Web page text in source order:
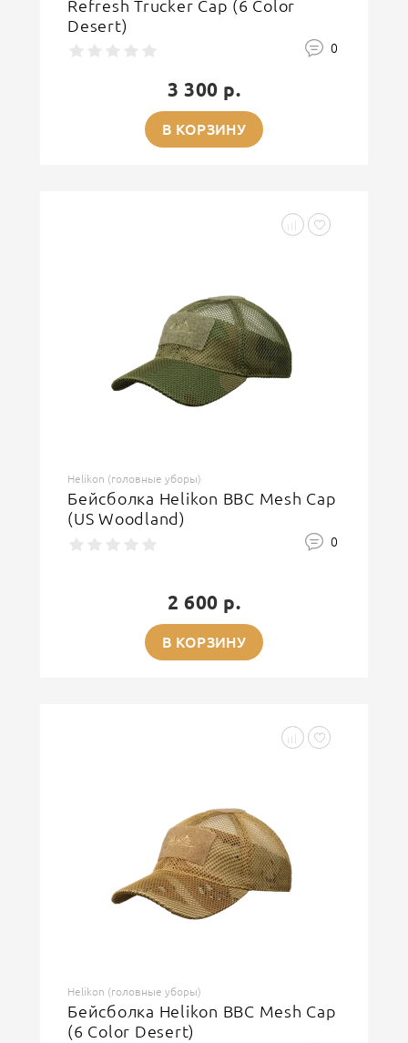
Refresh Trucker Cap (6 Color
Desert)
0
3 300 р.
В КОРЗИНУ
Helikon (головные уборы)
Бейсболка Helikon BBC Mesh Cap
(US Woodland)
0
2 600 р.
В КОРЗИНУ
Helikon (головные уборы)
Бейсболка Helikon BBC Mesh Cap
(6 Color Desert)